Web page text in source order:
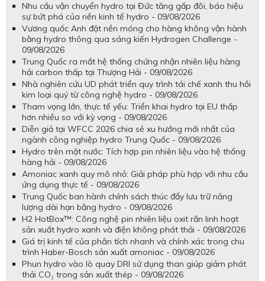
Nhu cầu vận chuyển hydro tại Đức tăng gấp đôi, báo hiệu
sự bứt phá của nền kinh tế hydro - 09/08/2026
Vương quốc Anh đặt nền móng cho hàng không vận hành
bằng hydro thông qua sáng kiến Hydrogen Challenge -
09/08/2026
Trung Quốc ra mắt hệ thống chứng nhận nhiên liệu hàng
hải carbon thấp tại Thượng Hải - 09/08/2026
Nhà nghiên cứu UD phát triển quy trình tái chế xanh thu hồi
kim loại quý từ công nghệ hydro - 09/08/2026
Tham vọng lớn, thực tế yếu: Triển khai hydro tại EU thấp
hơn nhiều so với kỳ vọng - 09/08/2026
Diễn giả tại WFCC 2026 chia sẻ xu hướng mới nhất của
ngành công nghiệp hydro Trung Quốc - 09/08/2026
Hydro trên mặt nước: Tích hợp pin nhiên liệu vào hệ thống
hàng hải - 09/08/2026
Amoniac xanh quy mô nhỏ: Giải pháp phù hợp với nhu cầu
ứng dụng thực tế - 09/08/2026
Trung Quốc ban hành chính sách thúc đẩy lưu trữ năng
lượng dài hạn bằng hydro - 09/08/2026
H2 HotBox™: Công nghệ pin nhiên liệu oxit rắn linh hoạt
sản xuất hydro xanh và điện không phát thải - 09/08/2026
Giá trị kinh tế của phân tích nhanh và chính xác trong chu
trình Haber-Bosch sản xuất amoniac - 09/08/2026
Phun hydro vào lò quay DRI sử dụng than giúp giảm phát
thải CO₂ trong sản xuất thép - 09/08/2026